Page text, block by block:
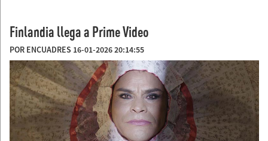
Finlandia llega a Prime Video
POR ENCUADRES 16-01-2026 20:14:55